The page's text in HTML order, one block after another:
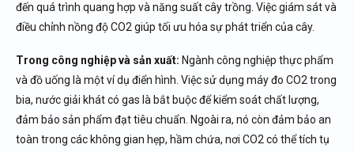
đến quá trình quang hợp và năng suất cây trồng. Việc giám sát và
điều chỉnh nồng độ CO2 giúp tối ưu hóa sự phát triển của cây.
Trong công nghiệp và sản xuất: Ngành công nghiệp thực phẩm
và đồ uống là một ví dụ điển hình. Việc sử dụng máy đo CO2 trong
bia, nước giải khát có gas là bắt buộc để kiểm soát chất lượng,
đảm bảo sản phẩm đạt tiêu chuẩn. Ngoài ra, nó còn đảm bảo an
toàn trong các không gian hẹp, hầm chứa, nơi CO2 có thể tích tụ